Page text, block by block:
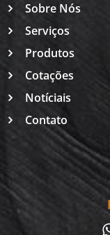
Sobre Nós
Serviços
Produtos
Cotações
Notíciais
Contato